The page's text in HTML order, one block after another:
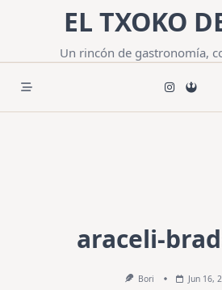
contenido
EL TXOKO
Un rincón de gastronomía,
araceli-
Bori Jun 16,